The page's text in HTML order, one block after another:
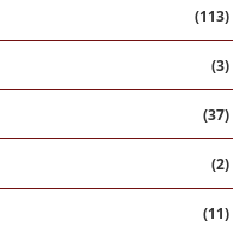
(113)
(3)
(37)
(2)
(11)